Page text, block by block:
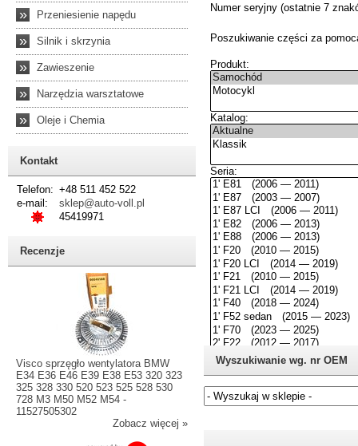
» Przeniesienie napędu
» Silnik i skrzynia
» Zawieszenie
» Narzędzia warsztatowe
» Oleje i Chemia
Kontakt
Telefon: +48 511 452 522
e-mail:
sklep@auto-voll.pl
45419971
Recenzje
Visco sprzęgło wentylatora BMW
E34 E36 E46 E39 E38 E53 320 323
325 328 330 520 523 525 528 530
728 M3 M50 M52 M54 -
11527505302
Zobacz więcej »
Wyszukiwanie wg. nr OEM